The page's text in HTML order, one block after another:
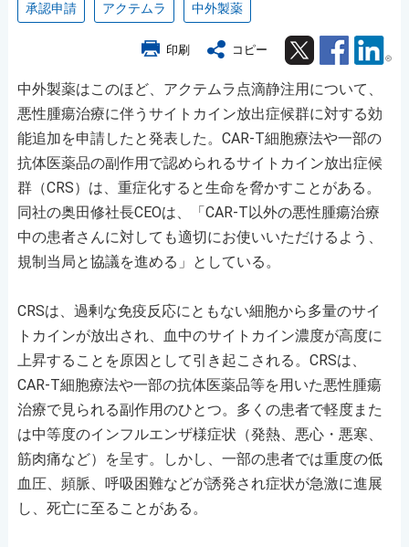
承認申請 アクテムラ 中外製薬
印刷 コピー Twitter Facebook
中外製薬はこのほど、アクテムラ点滴静注用について、
悪性腫瘍治療に伴うサイトカイン放出症候群に対する効
能追加を申請したと発表した。CAR-T細胞療法や一部の
抗体医薬品の副作用で認められるサイトカイン放出症候
群（CRS）は、重症化すると生命を脅かすことがある。
同社の奥田修社長CEOは、「CAR-T以外の悪性腫瘍治療
中の患者さんに対しても適切にお使いいただけるよう、
規制当局と協議を進める」としている。
CRSは、過剰な免疫反応にともない細胞から多量のサイ
トカインが放出され、血中のサイトカイン濃度が高度に
上昇することを原因として引き起こされる。CRSは、
CAR-T細胞療法や一部の抗体医薬品等を用いた悪性腫瘍
治療で見られる副作用のひとつ。多くの患者で軽度また
は中等度のインフルエンザ様症状（発熱、悪心・悪寒、
筋肉痛など）を呈す。しかし、一部の患者では重度の低
血圧、頻脈、呼吸困難などが誘発され症状が急激に進展
し、死亡に至ることがある。